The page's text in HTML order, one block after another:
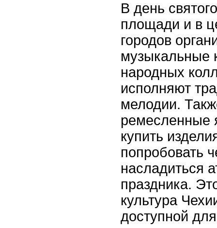
В день
площади и в
городов
музыкальные
народных
исполняют
мелодии.
ремесленные
купить
попробовать
насладиться
праздника.
культура
доступной